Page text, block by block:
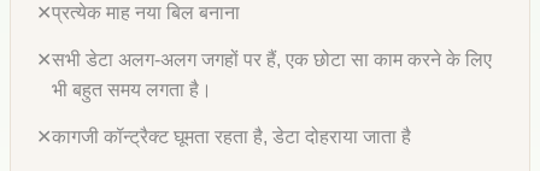
✕प्रत्येक माह नया बिल बनाना
✕सभी डेटा अलग-अलग जगहों पर हैं, एक छोटा सा काम करने के लिए
भी बहुत समय लगता है।
✕कागजी कॉन्ट्रैक्ट घूमता रहता है, डेटा दोहराया जाता है